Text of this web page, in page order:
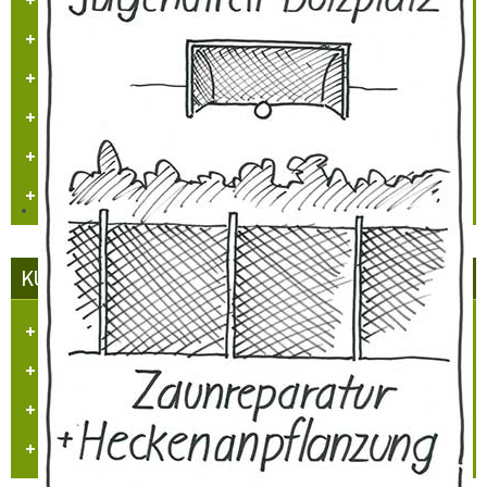
Arbeitskreissitzung
Veranstaltungskalender
Jugendarbeit
Neues Logo
Orgelbau
KUNST UND KULTUR
Aufgaben und Ziele
Kontakt
Veranstaltungen
Videos